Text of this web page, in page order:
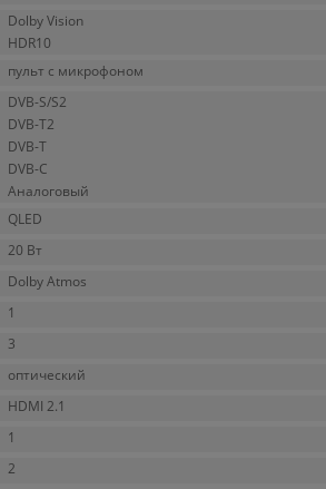
Dolby Vision
HDR10
пульт с микрофоном
DVB-S/S2
DVB-T2
DVB-T
DVB-C
Аналоговый
QLED
20 Вт
Dolby Atmos
1
3
оптический
HDMI 2.1
1
2